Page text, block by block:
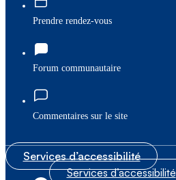
Prendre rendez-vous
Forum communautaire
Commentaires sur le site
Services d’accessibilité
Services d’accessibilité